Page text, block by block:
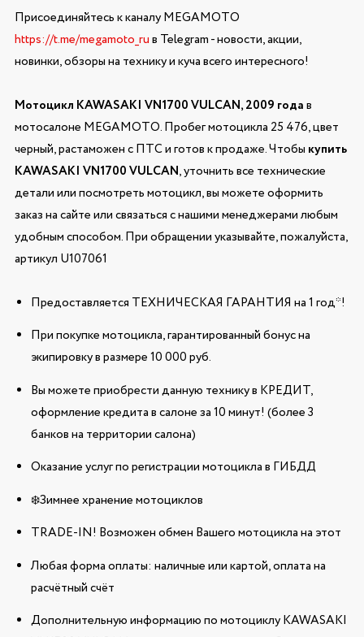
Присоединяйтесь к каналу MEGAMOTO
https://t.me/megamoto_ruв Telegram - новости, акции,
новинки, обзоры на технику и куча всего интересного!
Мотоцикл KAWASAKI VN1700 VULCAN, 2009 годав
мотосалоне MEGAMOTO. Пробег мотоцикла 25 476, цвет
черный, растаможен с ПТС и готов к продаже. Чтобы купить
KAWASAKI VN1700 VULCAN, уточнить все технические
детали или посмотреть мотоцикл, вы можете оформить
заказ на сайте или связаться с нашими менеджерами любым
удобным способом. При обращении указывайте, пожалуйста,
артикул U107061
Предоставляется ТЕХНИЧЕСКАЯ ГАРАНТИЯ на 1 год*!
При покупке мотоцикла, гарантированный бонус на
экипировку в размере 10 000 руб.
Вы можете приобрести данную технику в КРЕДИТ,
оформление кредита в салоне за 10 минут! (более 3
банков на территории салона)
Оказание услуг по регистрации мотоцикла в ГИБДД
❄️Зимнее хранение мотоциклов
TRADE-IN! Возможен обмен Вашего мотоцикла на этот
Любая форма оплаты: наличные или картой, оплата на
расчётный счёт
Дополнительную информацию по мотоциклу KAWASAKI